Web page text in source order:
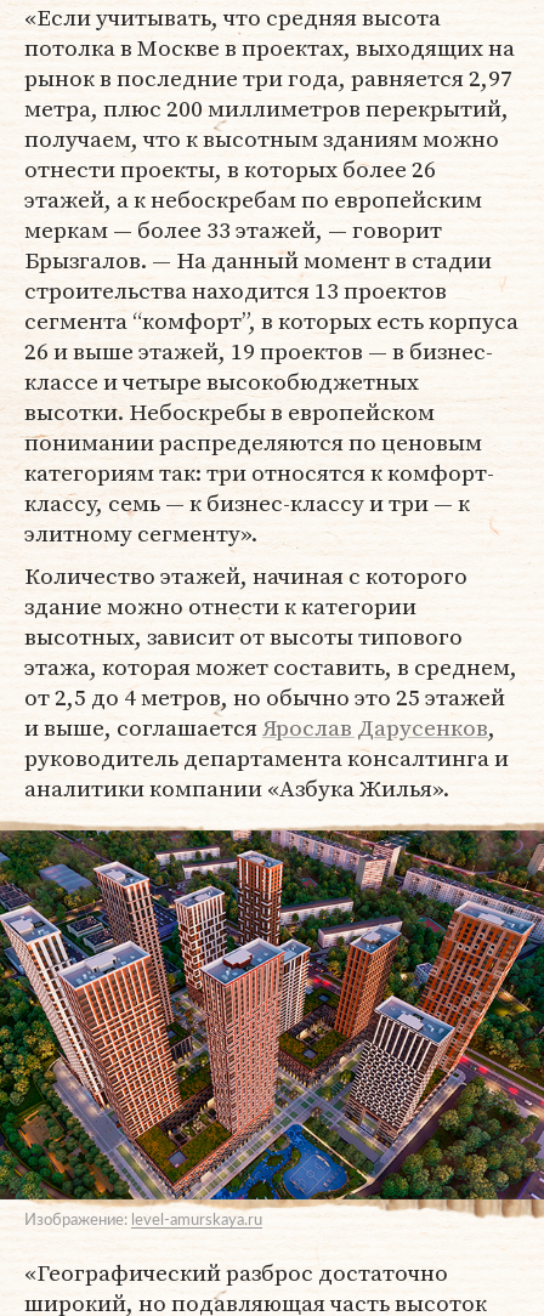
«Если учитывать, что средняя высота
потолка в Москве в проектах, выходящих на
рынок в последние три года, равняется 2,97
метра, плюс 200 миллиметров перекрытий,
получаем, что к высотным зданиям можно
отнести проекты, в которых более 26
этажей, а к небоскребам по европейским
меркам — более 33 этажей, — говорит
Брызгалов. — На данный момент в стадии
строительства находится 13 проектов
сегмента “комфорт”, в которых есть корпуса
26 и выше этажей, 19 проектов — в бизнес-
классе и четыре высокобюджетных
высотки. Небоскребы в европейском
понимании распределяются по ценовым
категориям так: три относятся к комфорт-
классу, семь — к бизнес-классу и три — к
элитному сегменту».
Количество этажей, начиная с которого
здание можно отнести к категории
высотных, зависит от высоты типового
этажа, которая может составить, в среднем,
от 2,5 до 4 метров, но обычно это 25 этажей
и выше, соглашаетсяЯрослав Дарусенков,
руководитель департамента консалтинга и
аналитики компании «Азбука Жилья».
Изображение: level-amurskaya.ru
«Географический разброс достаточно
широкий, но подавляющая часть высоток